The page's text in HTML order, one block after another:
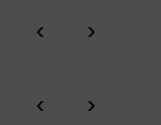
‹ ›
‹ ›